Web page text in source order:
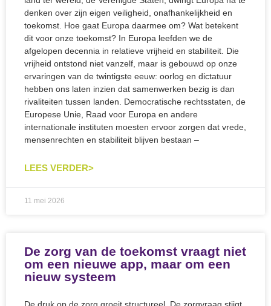
denken over zijn eigen veiligheid, onafhankelijkheid en
toekomst. Hoe gaat Europa daarmee om? Wat betekent
dit voor onze toekomst? In Europa leefden we de
afgelopen decennia in relatieve vrijheid en stabiliteit. Die
vrijheid ontstond niet vanzelf, maar is gebouwd op onze
ervaringen van de twintigste eeuw: oorlog en dictatuur
hebben ons laten inzien dat samenwerken bezig is dan
rivaliteiten tussen landen. Democratische rechtsstaten, de
Europese Unie, Raad voor Europa en andere
internationale instituten moesten ervoor zorgen dat vrede,
mensenrechten en stabiliteit blijven bestaan –
LEES VERDER>
11 mei 2026
De zorg van de toekomst vraagt niet
om een nieuwe app, maar om een
nieuw systeem